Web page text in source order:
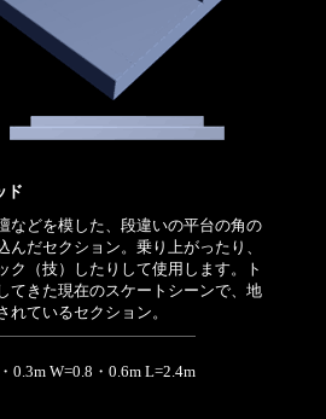
ド
などを模した、段違いの平台の角の
んだセクション。乗り上がったり、
ク（技）したりして使用します。ト
てきた現在のスケートシーンで、地
ているセクション。
W=0.8・0.6m L=2.4m